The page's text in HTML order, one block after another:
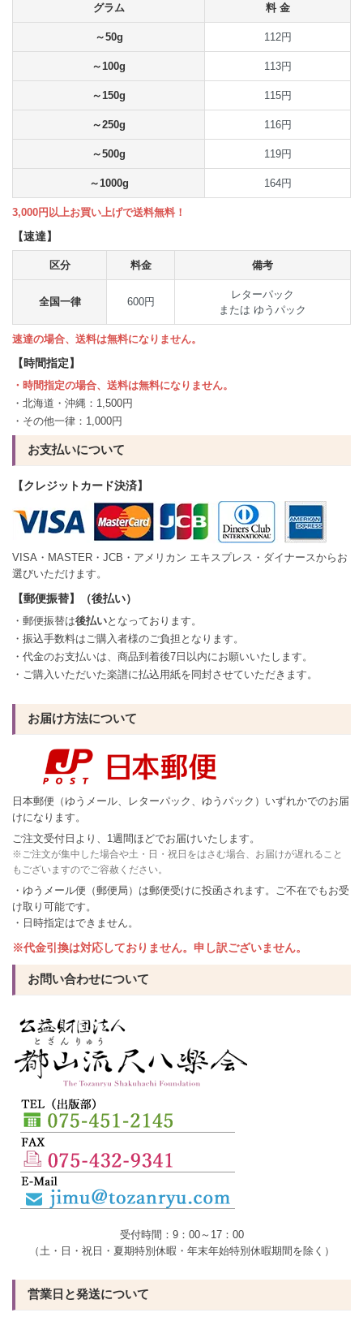
グラム 料 金
～50g 112円
～100g 113円
～150g 115円
～250g 116円
～500g 119円
～1000g 164円
3,000円以上お買い上げで送料無料！
【速達】
区分 料金 備考
全国一律 600円
レターパック
または ゆうパック
速達の場合、送料は無料になりません。
【時間指定】
・時間指定の場合、送料は無料になりません。
・北海道・沖縄：1,500円
・その他一律：1,000円
お支払いについて
【クレジットカード決済】
VISA・MASTER・JCB・アメリカン エキスプレス・ダイナースからお
選びいただけます。
【郵便振替】（後払い）
・郵便振替は後払いとなっております。
・振込手数料はご購入者様のご負担となります。
・代金のお支払いは、商品到着後7日以内にお願いいたします。
・ご購入いただいた楽譜に払込用紙を同封させていただきます。
お届け方法について
日本郵便（ゆうメール、レターパック、ゆうパック）いずれかでのお届
けになります。
ご注文受付日より、1週間ほどでお届けいたします。
※ご注文が集中した場合や土・日・祝日をはさむ場合、お届けが遅れること
もございますのでご容赦ください。
・ゆうメール便（郵便局）は郵便受けに投函されます。ご不在でもお受
け取り可能です。
・日時指定はできません。
※代金引換は対応しておりません。申し訳ございません。
お問い合わせについて
受付時間：9：00～17：00
（土・日・祝日・夏期特別休暇・年末年始特別休暇期間を除く）
営業日と発送について